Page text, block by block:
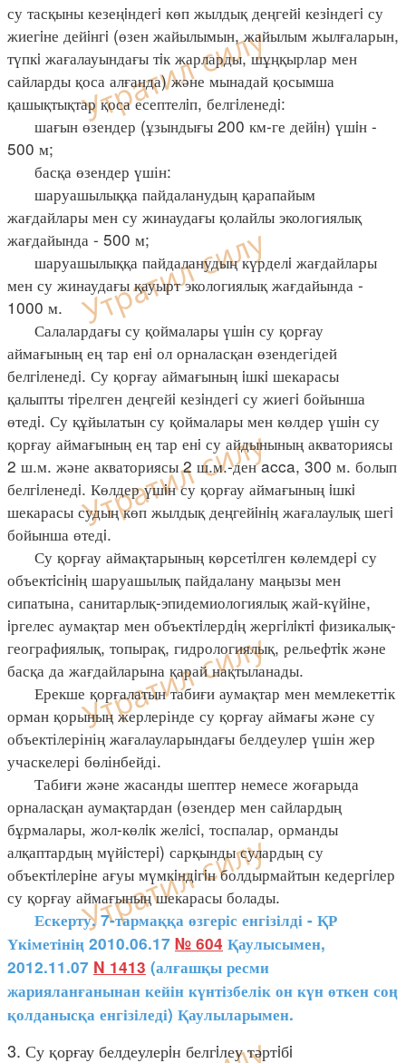
су тасқыны кезеңiндегi көп жылдық деңгейi кезiндегi су
жиегiне дейiнгi (өзен жайылымын, жайылым жылғаларын,
түпкi жағалауындағы тiк жарларды, шұңқырлар мен
сайларды қоса алғанда) және мынадай қосымша
қашықтықтар қоса есептелiп, белгiленедi:
шағын өзендер (ұзындығы 200 км-ге дейiн) үшiн -
500 м;
басқа өзендер үшін:
шаруашылыққа пайдаланудың қарапайым
жағдайлары мен су жинаудағы қолайлы экологиялық
жағдайында - 500 м;
шаруашылыққа пайдаланудың күрделi жағдайлары
мен су жинаудағы қауырт экологиялық жағдайында -
1000 м.
Салалардағы су қоймалары үшiн су қорғау
аймағының ең тар енi ол орналасқан өзендегідей
белгiленедi. Су қорғау аймағының iшкi шекарасы
қалыпты тiрелген деңгейi кезiндегi су жиегi бойынша
өтедi. Су құйылатын су қоймалары мен көлдер үшiн су
қорғау аймағының ең тар енi су айдынының акваториясы
2 ш.м. және акваториясы 2 ш.м.-ден acca, 300 м. болып
белгiленедi. Көлдер үшiн су қорғау аймағының iшкi
шекарасы судың көп жылдық деңгейiнiң жағалаулық шегi
бойынша өтедi.
Су қорғау аймақтарының көрсетiлген көлемдерi су
объектiсiнiң шаруашылық пайдалану маңызы мен
сипатына, санитарлық-эпидемиологиялық жай-күйiне,
iргелес аумақтар мен объектiлердiң жергiлiктi физикалық-
географиялық, топырақ, гидрологиялық, рельефтiк және
басқа да жағдайларына қарай нақтыланады.
Ерекше қорғалатын табиғи аумақтар мен мемлекеттік
орман қорының жерлерінде су қорғау аймағы және су
объектілерінің жағалауларындағы белдеулер үшін жер
учаскелері бөлінбейді.
Табиғи және жасанды шептер немесе жоғарыда
орналасқан аумақтардан (өзендер мен сайлардың
бұрмалары, жол-көлiк желiсi, тоспалар, орманды
алқаптардың мүйiстерi) сарқынды сулардың су
объектiлерiне ағуы мүмкiндiгiн болдырмайтын кедергiлер
су қорғау аймағының шекарасы болады.
Ескерту. 7-тармаққа өзгеріс енгізілді - ҚР
Үкіметінің 2010.06.17 № 604 Қаулысымен,
2012.11.07 N 1413 (алғашқы ресми
жарияланғанынан кейін күнтізбелік он күн өткен соң
қолданысқа енгізіледі) Қаулыларымен.
3. Су қорғау белдеулерiн белгiлеу тәртiбi